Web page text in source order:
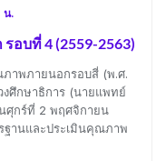
น.
อบที่ 4 (2559-2563)
าพภายนอกรอบสี่ (พ.ศ.
ศึกษาธิการ (นายแพทย์
นศุกร์ที่ 2 พฤศจิกายน
ฐานและประเมินคุณภาพ